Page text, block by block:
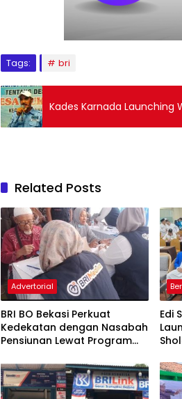
Tags: bri
Kades Karnada Launching
Related Posts
Advertorial
BRI BO Bekasi Perkuat
Kedekatan dengan Nasabah
Pensiunan Lewat Program
Edi